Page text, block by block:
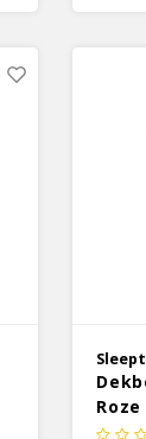
een